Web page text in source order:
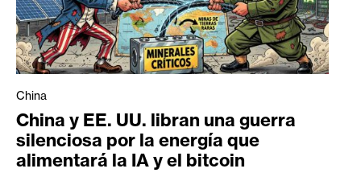
China
China y EE. UU. libran una guerra
silenciosa por la energía que
alimentará la IA y el bitcoin